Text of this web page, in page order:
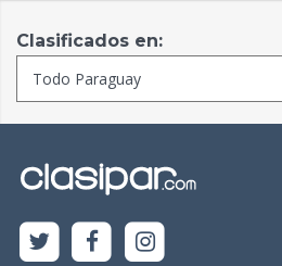
Clasificados en: